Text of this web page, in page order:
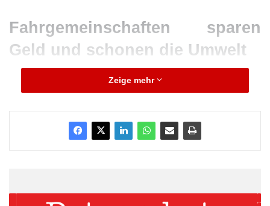
Fahrgemeinschaften sparen
Geld und schonen die Umwelt
Energieschonendes Wirtschaften beginnt bereits beim täglichen
Arbeitsweg. Während viele Arbeitnehmer das Glück eines
zum Job antreten. Neben den öffentlichen Verkehrsmitteln und
dem eigenen Fahrrad ist das Auto hierzulande immer noch eine
der beliebtesten Arten der Mobilität. Kein Wunder, ist die
die Umwelt nicht verneint werden.
Zeige mehr